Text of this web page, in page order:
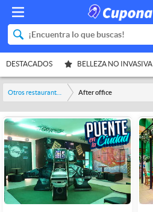
DESTACADOS BELLEZA NO INVASIVA
After office